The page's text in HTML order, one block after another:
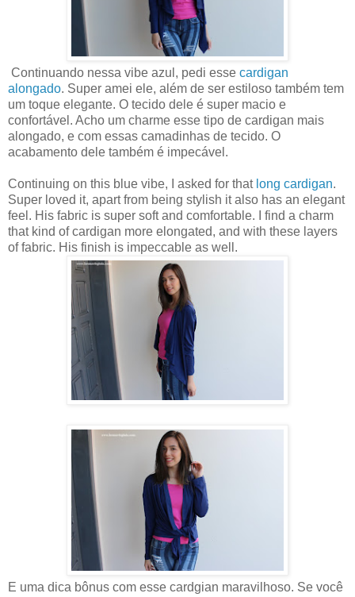
Continuando nessa vibe azul, pedi esse cardigan
alongado. Super amei ele, além de ser estiloso também tem
um toque elegante. O tecido dele é super macio e
confortável. Acho um charme esse tipo de cardigan mais
alongado, e com essas camadinhas de tecido. O
acabamento dele também é impecável.
Continuing on this blue vibe, I asked for that long cardigan.
Super loved it, apart from being stylish it also has an elegant
feel. His fabric is super soft and comfortable. I find a charm
that kind of cardigan more elongated, and with these layers
of fabric. His finish is impeccable as well.
E uma dica bônus com esse cardgian maravilhoso. Se você